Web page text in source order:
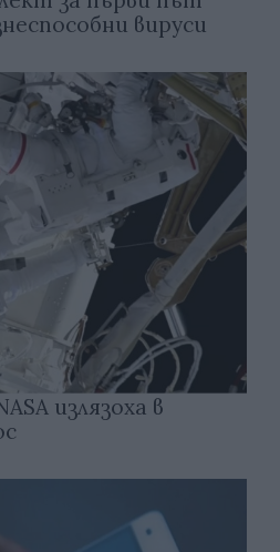
вируси
излязоха в